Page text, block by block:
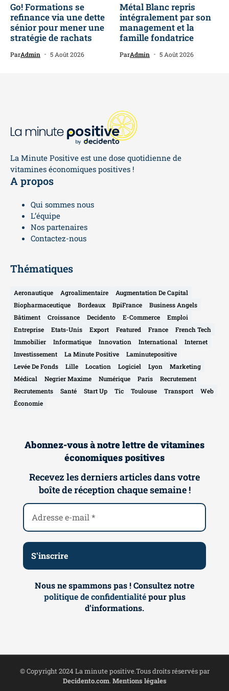
Go! Formations se
refinance via une dette
sénior pour mener une
stratégie de rachats
ParAdmin 5 Août 2026
Métal Blanc repris
intégralement par son
management et la
famille fondatrice
ParAdmin 5 Août 2026
La Minute Positive est une dose quotidienne de
vitamines économiques positives !
A propos
Qui sommes nous
L’équipe
Nos partenaires
Contactez-nous
Thématiques
Aeronautique Agroalimentaire
Augmentation De Capital
Biopharmaceutique
Bordeaux BpiFrance
Business Angels
Bâtiment
Croissance Decidento E-Commerce
Emploi
Entreprise
Etats-Unis Export Featured France
French Tech
Immobilier
Informatique Innovation International
Internet
Investissement
La Minute Positive
Laminutepositive
Levée De Fonds
Lille Location Logiciel Lyon
Marketing
Médical
Negrier Maxime Numérique Paris
Recrutement
Recrutements
Santé Start Up Tic Toulouse Transport
Web
Économie
Abonnez-vous à notre lettre de vitamines
économiques positives
Recevez les derniers articles dans votre
boîte de réception chaque semaine !
Nous ne spammons pas ! Consultez notre
politique de confidentialitépour plus
d’informations.
© Copyright 2024 La minute positive.Tous droits réservés par
Decidento.com.Mentions légales